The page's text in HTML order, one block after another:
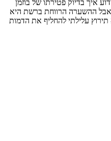
איך בדיוק פטירתו של בוזמן
ההשערה הרווחת ברשת היא
עלילתי להחליף את הדמות